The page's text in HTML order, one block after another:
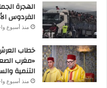
الهجرة
الفردوس
منذ أسبوع
«مغرب
التنمية
منذ أسبوع